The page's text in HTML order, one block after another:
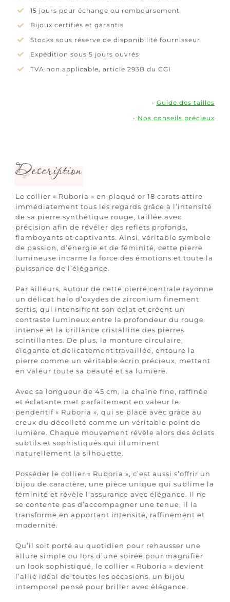
15 jours pour échange ou remboursement
Bijoux certifiés et garantis
Stocks sous réserve de disponibilité fournisseur
Expédition sous 5 jours ouvrés
TVA non applicable, article 293B du CGI
•Guide des tailles
• Nos conseils précieux
Description
Le collier « Ruboria » en plaqué or 18 carats attire
immédiatement tous les regards grâce à l’intensité
de sa pierre synthétique rouge, taillée avec
précision afin de révéler des reflets profonds,
flamboyants et captivants. Ainsi, véritable symbole
de passion, d’énergie et de féminité, cette pierre
lumineuse incarne la force des émotions et toute la
puissance de l’élégance.
Par ailleurs, autour de cette pierre centrale rayonne
un délicat halo d’oxydes de zirconium finement
sertis, qui intensifient son éclat et créent un
contraste lumineux entre la profondeur du rouge
intense et la brillance cristalline des pierres
scintillantes. De plus, la monture circulaire,
élégante et délicatement travaillée, entoure la
pierre comme un véritable écrin précieux, mettant
en valeur toute sa beauté et sa lumière.
Avec sa longueur de 45 cm, la chaîne fine, raffinée
et éclatante met parfaitement en valeur le
pendentif « Ruboria », qui se place avec grâce au
creux du décolleté comme un véritable point de
lumière. Chaque mouvement révèle alors des éclats
subtils et sophistiqués qui illuminent
naturellement la silhouette.
Posséder le collier « Ruboria », c’est aussi s’offrir un
bijou de caractère, une pièce unique qui sublime la
féminité et révèle l’assurance avec élégance. Il ne
se contente pas d’accompagner une tenue, il la
transforme en apportant intensité, raffinement et
modernité.
Qu’il soit porté au quotidien pour rehausser une
allure simple ou lors d’une soirée pour magnifier
un look sophistiqué, le collier « Ruboria » devient
l’allié idéal de toutes les occasions, un bijou
intemporel pensé pour briller avec élégance.